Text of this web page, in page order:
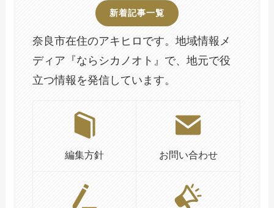
新着記事一覧
奈良市在住のアキヒロです。地域情報メ
ディア『ならシカノオト』で、地元で役
立つ情報を発信しています。
編集方針 お問い合わせ